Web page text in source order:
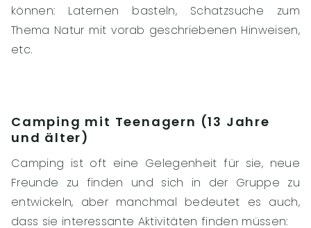
können: Laternen basteln, Schatzsuche zum
Thema Natur mit vorab geschriebenen Hinweisen,
etc.
Camping mit Teenagern (13 Jahre
und älter)
Camping ist oft eine Gelegenheit für sie, neue
Freunde zu finden und sich in der Gruppe zu
entwickeln, aber manchmal bedeutet es auch,
dass sie interessante Aktivitäten finden müssen: